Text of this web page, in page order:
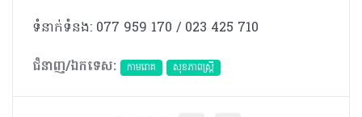
ទំនាក់ទំនង: 077 959 170 / 023 425 710
ជំនាញ/ឯកទេស:
កាមរោគ សុខភាពស្រ្តី